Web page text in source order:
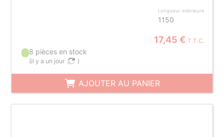
Longueur intérieure
1150
17,45 € T.T.C.
8 pièces en stock
(il y a un jour )
AJOUTER AU PANIER